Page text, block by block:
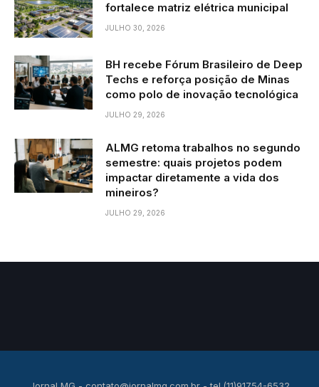
fortalece matriz elétrica municipal
JULHO 30, 2026
BH recebe Fórum Brasileiro de Deep
Techs e reforça posição de Minas
como polo de inovação tecnológica
JULHO 29, 2026
ALMG retoma trabalhos no segundo
semestre: quais projetos podem
impactar diretamente a vida dos
mineiros?
JULHO 29, 2026